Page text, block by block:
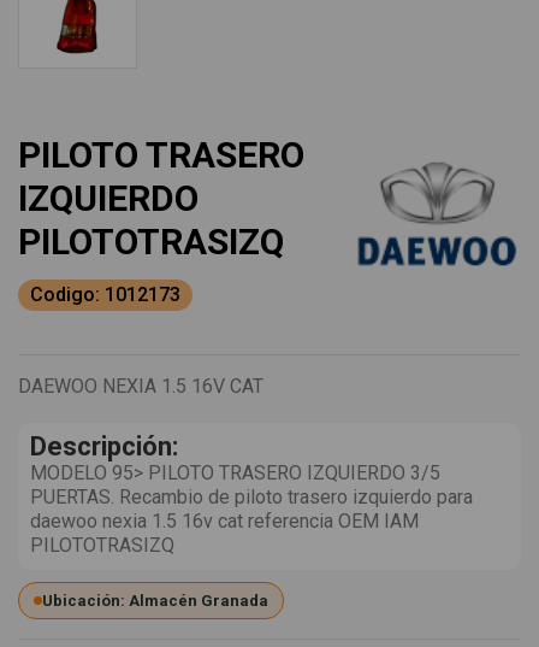
PILOTO TRASERO
IZQUIERDO
PILOTOTRASIZQ
Codigo: 1012173
DAEWOO NEXIA 1.5 16V CAT
Descripción:
MODELO 95> PILOTO TRASERO IZQUIERDO 3/5
PUERTAS. Recambio de piloto trasero izquierdo para
daewoo nexia 1.5 16v cat referencia OEM IAM
PILOTOTRASIZQ
Ubicación: Almacén Granada